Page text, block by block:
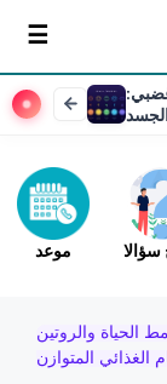
موعد سؤالا
الحياة والروتين
الغذائي المتوازن